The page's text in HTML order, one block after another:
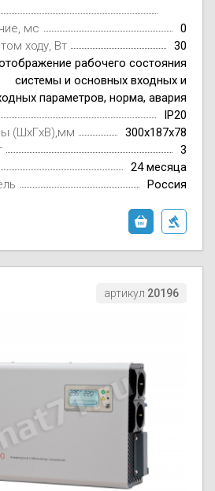
мс
0
ходу, Вт
30
рабочего состояния
системы и основных входных и
параметров, норма, авария
IP20
(ШxГxВ),мм
300х187х78
3
24 месяца
Россия
артикул 20196